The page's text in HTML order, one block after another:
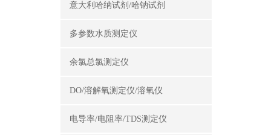
意大利哈纳试剂/哈钠试剂
多参数水质测定仪
余氯总氯测定仪
DO/溶解氧测定仪/溶氧仪
电导率/电阻率/TDS测定仪